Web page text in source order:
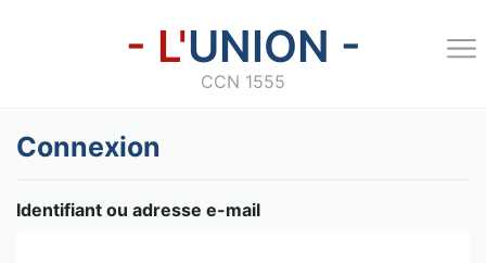
- L'UNION -
CCN 1555
Connexion
Identifiant ou adresse e-mail